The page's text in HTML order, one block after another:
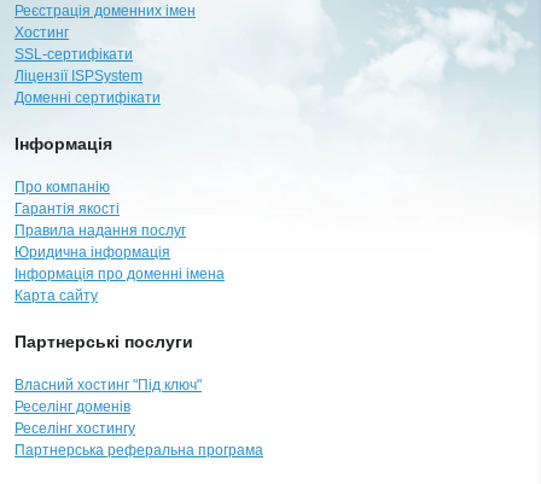
Реєстрація доменних імен
Хостинг
SSL-сертифікати
Ліцензії ISPSystem
Доменні сертифікати
Інформація
Про компанію
Гарантія якості
Правила надання послуг
Юридична інформація
Інформація про доменні імена
Карта сайту
Партнерські послуги
Власний хостинг "Під ключ"
Реселінг доменів
Реселінг хостингу
Партнерська реферальна програма